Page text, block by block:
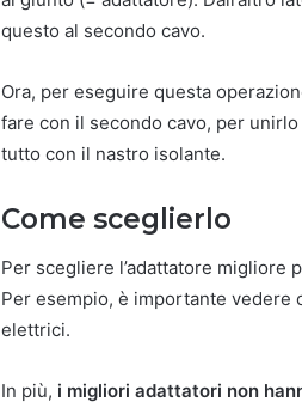
questo al secondo cavo.
Ora, per eseguire questa
fare con il secondo cavo, per
tutto con il nastro isolante.
Come sceglierlo
Per scegliere l’adattatore migliore
Per esempio, è importante vedere
elettrici.
In più, i migliori adattatori non